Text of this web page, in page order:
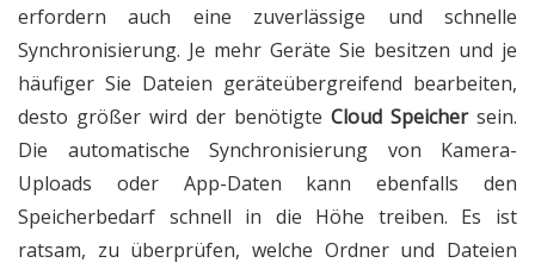
erfordern auch eine zuverlässige und schnelle
Synchronisierung. Je mehr Geräte Sie besitzen und je
häufiger Sie Dateien geräteübergreifend bearbeiten,
desto größer wird der benötigte Cloud Speichersein.
Die automatische Synchronisierung von Kamera-
Uploads oder App-Daten kann ebenfalls den
Speicherbedarf schnell in die Höhe treiben. Es ist
ratsam, zu überprüfen, welche Ordner und Dateien